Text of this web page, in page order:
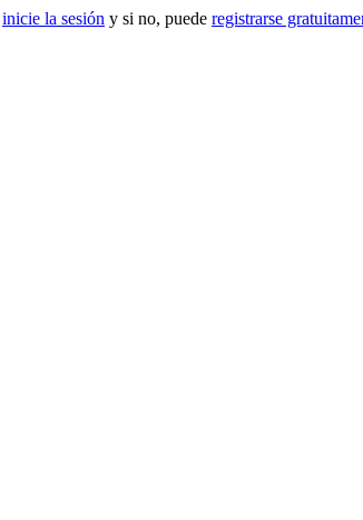
inicie la sesión y si no, puede registrarse